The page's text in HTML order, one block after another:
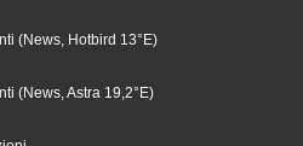
(News, Hotbird 13°E)
(News, Astra 19,2°E)